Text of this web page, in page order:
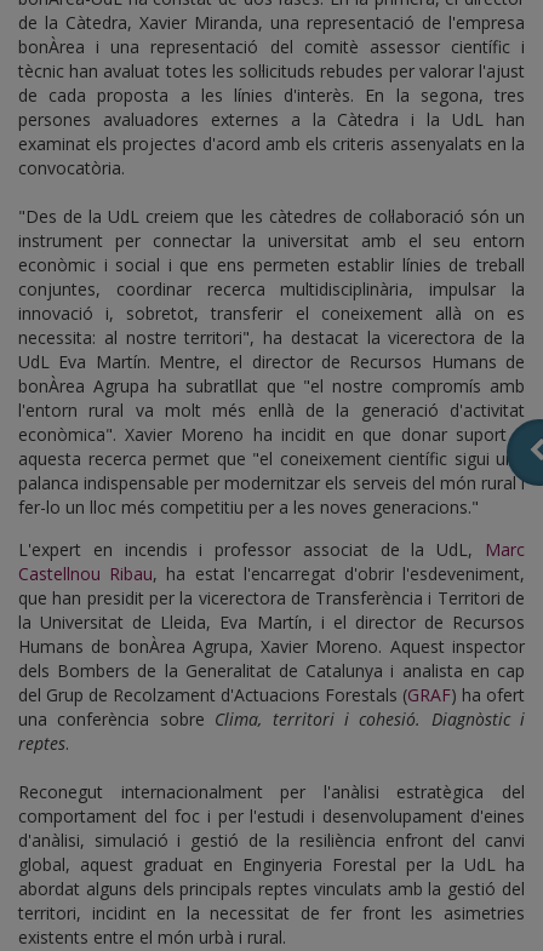
de la Càtedra, Xavier Miranda, una representació de l'empresa
bonÀrea i una representació del comitè assessor científic i
tècnic han avaluat totes les sol·licituds rebudes per valorar l'ajust
de cada proposta a les línies d'interès. En la segona, tres
persones avaluadores externes a la Càtedra i la UdL han
examinat els projectes d'acord amb els criteris assenyalats en la
convocatòria.
"Des de la UdL creiem que les càtedres de col·laboració són un
instrument per connectar la universitat amb el seu entorn
econòmic i social i que ens permeten establir línies de treball
conjuntes, coordinar recerca multidisciplinària, impulsar la
innovació i, sobretot, transferir el coneixement allà on es
necessita: al nostre territori", ha destacat la vicerectora de la
UdL Eva Martín. Mentre, el director de Recursos Humans de
bonÀrea Agrupa ha subratllat que "el nostre compromís amb
l'entorn rural va molt més enllà de la generació d'activitat
econòmica". Xavier Moreno ha incidit en que donar suport a
aquesta recerca permet que "el coneixement científic sigui una
palanca indispensable per modernitzar els serveis del món rural i
fer-lo un lloc més competitiu per a les noves generacions."
L'expert en incendis i professor associat de la UdL,
Marc
Castellnou Ribau, ha estat l'encarregat d'obrir l'esdeveniment,
que han presidit per la vicerectora de Transferència i Territori de
la Universitat de Lleida, Eva Martín, i el director de Recursos
Humans de bonÀrea Agrupa, Xavier Moreno. Aquest inspector
dels Bombers de la Generalitat de Catalunya i analista en cap
del Grup de Recolzament d'Actuacions Forestals (GRAF) ha ofert
una conferència sobre Clima, territori i cohesió. Diagnòstic i
reptes.
Reconegut internacionalment per l'anàlisi estratègica del
comportament del foc i per l'estudi i desenvolupament d'eines
d'anàlisi, simulació i gestió de la resiliència enfront del canvi
global, aquest graduat en Enginyeria Forestal per la UdL ha
abordat alguns dels principals reptes vinculats amb la gestió del
territori, incidint en la necessitat de fer front les asimetries
existents entre el món urbà i rural.